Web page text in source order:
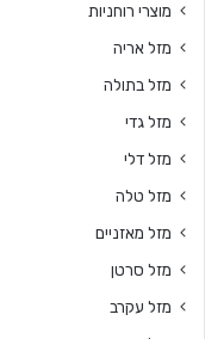
מוצרי רוחניות
מזל אריה
מזל בתולה
מזל גדי
מזל דלי
מזל טלה
מזל מאזניים
מזל סרטן
מזל עקרב